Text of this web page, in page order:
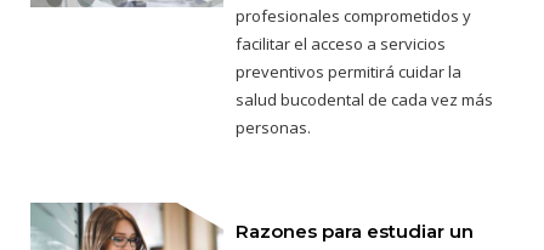
profesionales comprometidos y
facilitar el acceso a servicios
preventivos permitirá cuidar la
salud bucodental de cada vez más
personas.
Razones para estudiar un